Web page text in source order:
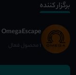
برگزار کننده
OmegaEscape
1 محصول فعال